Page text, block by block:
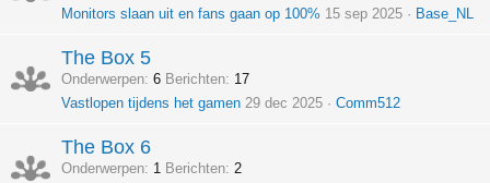
Monitors slaan uit en fans gaan op 100% 15 sep 2025 Base_NL
The Box 5
Onderwerpen 6 Berichten 17
Vastlopen tijdens het gamen 29 dec 2025 Comm512
The Box 6
Onderwerpen 1 Berichten 2